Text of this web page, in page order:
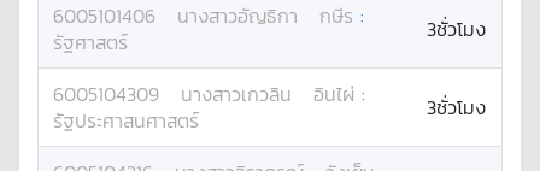
6005101406 นางสาวอัญธิกา กษีร :
รัฐศาสตร์
3ชั่วโมง
6005104309 นางสาวเกวลิน อินไผ่ :
รัฐประศาสนศาสตร์
3ชั่วโมง